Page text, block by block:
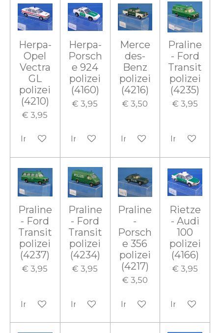
Herpa-
Opel
Vectra
GL
polizei
(4210)
€ 3,95
In winkelwagen
Herpa-
Porsch
e 924
polizei
(4160)
€ 3,95
In winkelwagen
Merce
des-
Benz
polizei
(4216)
€ 3,50
In winkelwagen
Praline
- Ford
Transit
polizei
(4235)
€ 3,95
In
Praline
- Ford
Transit
polizei
(4237)
€ 3,95
In winkelwagen
Praline
- Ford
Transit
polizei
(4234)
€ 3,95
In winkelwagen
Praline
-
Porsch
e 356
polizei
(4217)
€ 3,50
In winkelwagen
Rietze
- Audi
100
polizei
(4166)
€ 3,95
In